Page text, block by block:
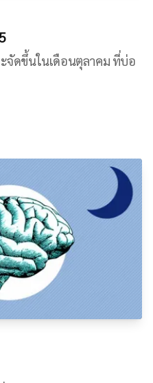
จัดขึ้นในเดือนตุลาคม ที่บ่อ